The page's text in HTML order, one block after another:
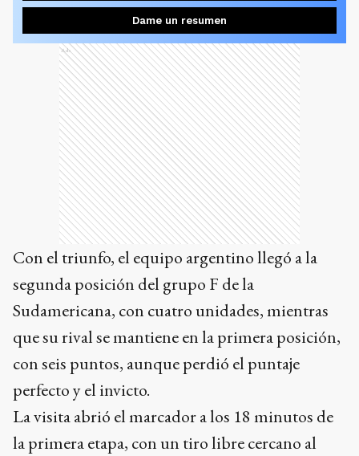
Dame un resumen
Ads
Con el triunfo, el equipo argentino llegó a la
segunda posición del grupo F de la
Sudamericana, con cuatro unidades, mientras
que su rival se mantiene en la primera posición,
con seis puntos, aunque perdió el puntaje
perfecto y el invicto.
La visita abrió el marcador a los 18 minutos de
la primera etapa, con un tiro libre cercano al